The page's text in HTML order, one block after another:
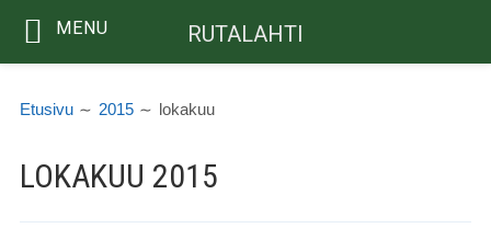
sisältöön
Etusivu 2015 lokakuu
LOKAKUU 2015
MENU RUTALAHTI